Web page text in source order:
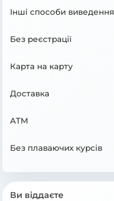
Інші способи виведення
Без реєстрації
Карта на карту
Доставка
ATM
Без плаваючих курсів
Ви віддаєте